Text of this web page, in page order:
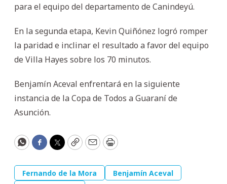
para el equipo del departamento de Canindeyú.
En la segunda etapa, Kevin Quiñónez logró romper
la paridad e inclinar el resultado a favor del equipo
de Villa Hayes sobre los 70 minutos.
Benjamín Aceval enfrentará en la siguiente
instancia de la Copa de Todos a Guaraní de
Asunción.
WhatsApp
Facebook
Twitter
CopyEmailPrint
Fernando de la Mora
Benjamín Aceval